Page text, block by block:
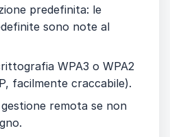
predefinita: le
sono note al
WPA3 o WPA2
facilmente craccabile).
remota se non